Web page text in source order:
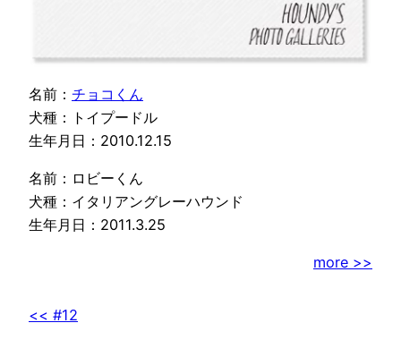
名前： チョコくん
犬種：トイプードル
生年月日：2010.12.15
名前：ロビーくん
犬種：イタリアングレーハウンド
生年月日：2011.3.25
more >>
<< #12